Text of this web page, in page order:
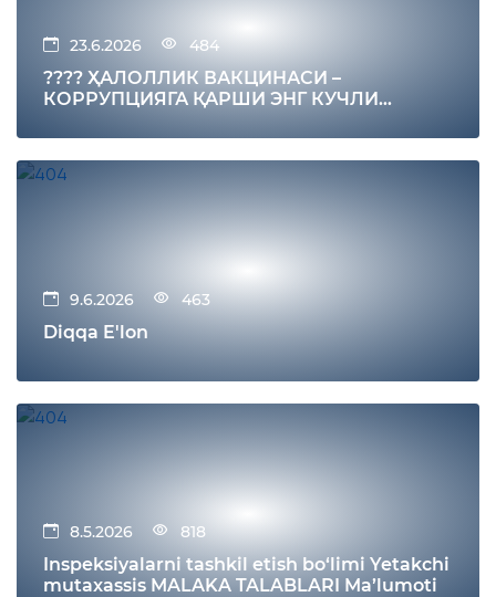
23.6.2026 484
???? ҲАЛОЛЛИК ВАКЦИНАСИ –
КОРРУПЦИЯГА ҚАРШИ ЭНГ КУЧЛИ
9.6.2026 463
Diqqa E'lon
8.5.2026 818
Inspeksiyalarni tashkil etish bo‘limi Yetakchi
mutaxassis MALAKA TALABLARI Ma’lumoti